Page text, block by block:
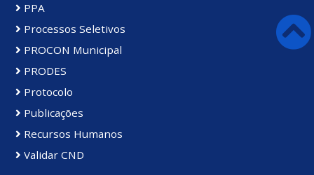
PPA
Processos Seletivos
PROCON Municipal
PRODES
Protocolo
Publicações
Recursos Humanos
Validar CND